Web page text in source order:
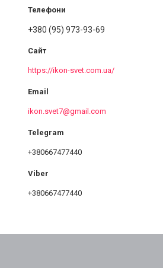
+380 (95) 973-93-69
https://ikon-svet.com.ua/
ikon.svet7@gmail.com
+380667477440
+380667477440